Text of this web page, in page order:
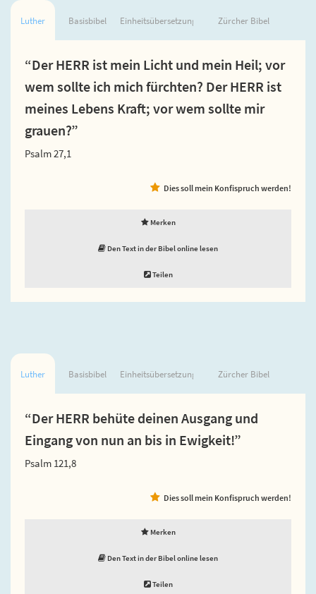
Luther Basisbibel Einheitsübersetzung Zürcher Bibel
“Der HERR ist mein Licht und mein Heil; vor
wem sollte ich mich fürchten? Der HERR ist
meines Lebens Kraft; vor wem sollte mir
grauen?”
Psalm 27,1
Dies soll mein Konfispruch werden!
Merken
Den Text in der Bibel online lesen
Teilen
Luther Basisbibel Einheitsübersetzung Zürcher Bibel
“Der HERR behüte deinen Ausgang und
Eingang von nun an bis in Ewigkeit!”
Psalm 121,8
Dies soll mein Konfispruch werden!
Merken
Den Text in der Bibel online lesen
Teilen